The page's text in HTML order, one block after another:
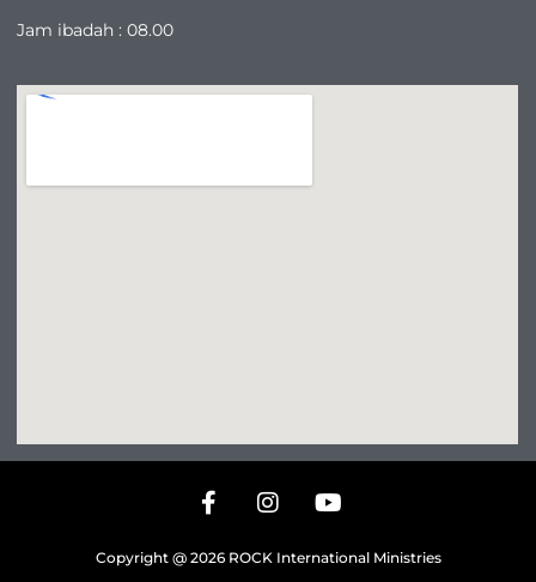
Jam ibadah : 08.00
Copyright @ 2026 ROCK International Ministries